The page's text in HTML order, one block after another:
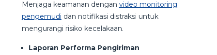
Menjaga keamanan dengan video monitoring
pengemudi dan notifikasi distraksi untuk
mengurangi risiko kecelakaan.
Laporan Performa Pengiriman